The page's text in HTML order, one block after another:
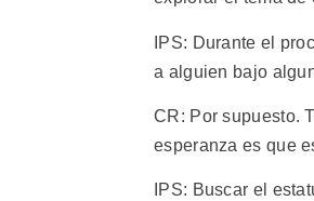
IPS: Durante el
a alguien bajo
CR: Por supuesto.
esperanza es que
IPS: Buscar el